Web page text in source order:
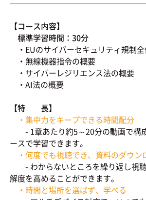
【コース内容】
標準学習時間：30分
・EUのサイバーセキュリティ規制
・無線機器指令の概要
・サイバーレジリエンス法の概要
・AI法の概要
【特 長】
・集中力をキープできる時間配分
- 1章あたり約5～20分の動画で構
ースで学習できます。
・何度でも視聴でき、資料のダウン
- わからないところを繰り返し視
解度を高めることができます。
・時間と場所を選ばず、学べる